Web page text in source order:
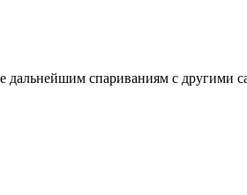
дальнейшим спариваниям с другими